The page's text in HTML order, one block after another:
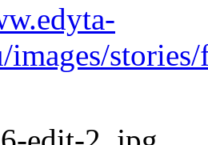
images/